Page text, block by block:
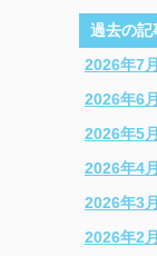
過去の記
2026年7月
2026年6月
2026年5月
2026年4月
2026年3月
2026年2月